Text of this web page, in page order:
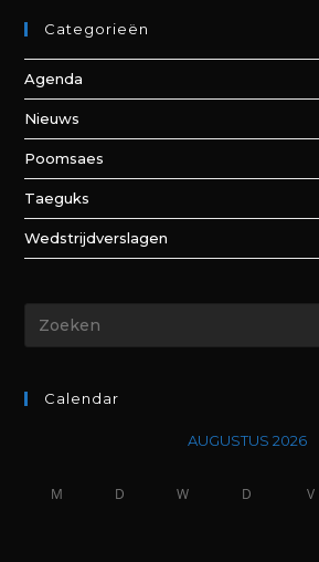
Categorieën
Agenda
Nieuws
Poomsaes
Taeguks
Wedstrijdverslagen
Calendar
AUGUSTUS 2026
M D W D V